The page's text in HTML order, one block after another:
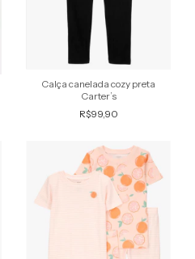
Calça canelada cozy preta
Carter’s
R$99,90